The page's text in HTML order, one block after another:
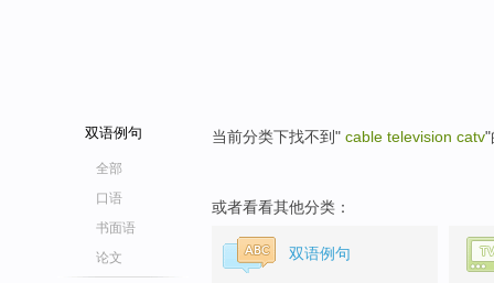
双语例句
全部
口语
书面语
论文
当前分类下找不到" cable television catv"
或者看看其他分类：
双语例句